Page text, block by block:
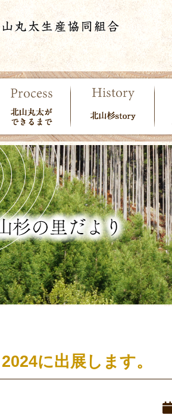
山丸太ができる
で
北山杉story
使
で
ン
に出展します。